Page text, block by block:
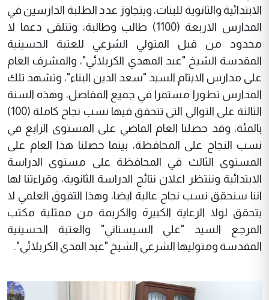
الابتدائية والثانوية للبنات، ويتجاوز عدد الطلبة الدارسين في
المدارس الاربعة (1100) طالب وطالبة، وتتلقى دعما لا
محدود من قبل المتولي الشرعي للعتبة الحسينية
المقدسة الشيخ "عبد المهدي الكربلائي"، والمشرف العام
على مدارس الايتام السيد "سعد الدين البناء"، وتشهد تلك
المدارس تطورا مستمرا في جميع المفاصل، وهذه السنة
الثالثة على التوالي التي تتحقق فيها نسب نجاح كاملة (100)
بالمئة، وقد حصلنا العام الماضي على المستوى الرابع في
نسب النجاح على المحافظة، بينما حصلنا هذا العام على
المستوى الثالث في المحافظة على مستوى الدراسة
الابتدائية وننتظر اعلان نتائج الدراسة الثانوية، وقراءتنا لها
اننا سنحقق نسب نجاح عالية ايضا، وهذا التفوق العلمي لا
يتحقق لولا الرعاية الكبيرة والكريمة من ممثلية مكتب
المرجع السيد "علي السيستاني" والعتبة الحسينية
المقدسة ومتوليها الشرعي الشيخ "عبد المدي الكربلائي".